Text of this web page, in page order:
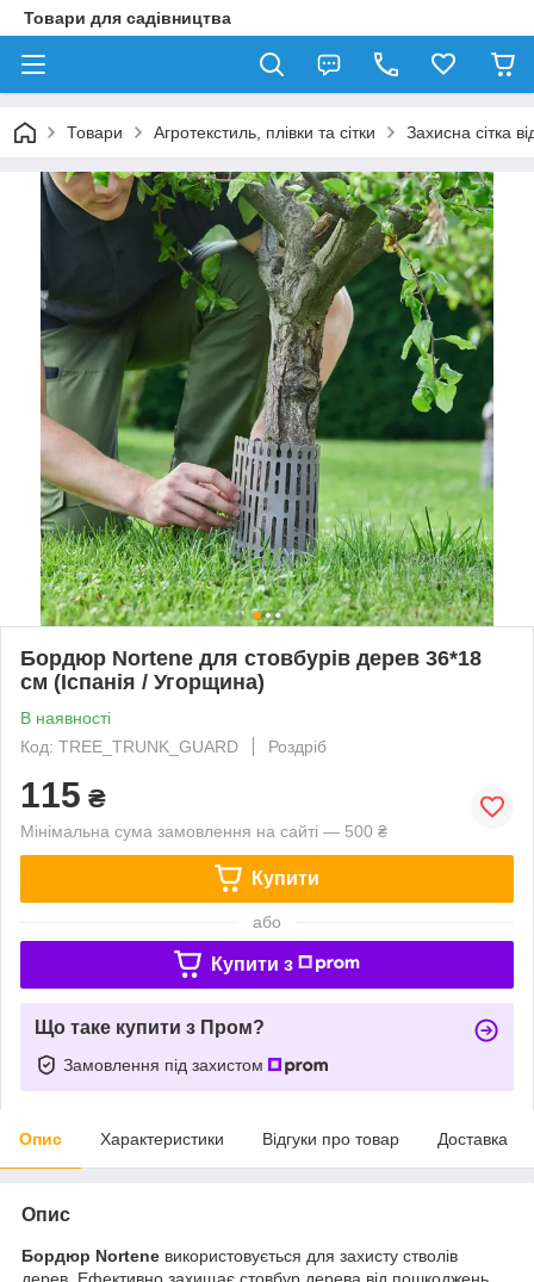
Товари для садівництва
Товари Агротекстиль, плівки та сітки Захисна сітка
Бордюр Nortene для стовбурів дерев 36*18
см (Іспанія / Угорщина)
В наявності
Код: TREE_TRUNK_GUARD
Роздріб
115 ₴
Мінімальна сума замовлення на сайті — 500 ₴
Купити
або
Купити з
Що таке купити з Пром?
Замовлення під захистом
Опис Характеристики Відгуки про товар Доставка
Опис
Бордюр Nortene використовується для захисту стволів
дерев. Ефективно захищає стовбур дерева від пошкоджень